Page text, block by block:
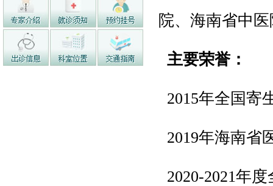
院、海南省中
主要荣誉：
2015年全国寄
2019年海南省
2020-2021年